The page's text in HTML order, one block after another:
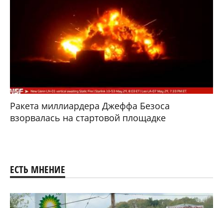
Ракета миллиардера Джеффа Безоса
взорвалась на стартовой площадке
ЕСТЬ МНЕНИЕ